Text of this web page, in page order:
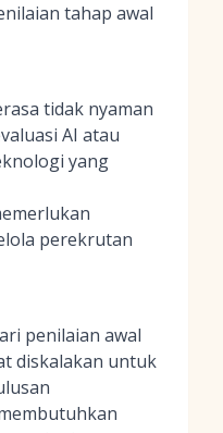
tahap awal
tidak nyaman
AI atau
yang
perekrutan
penilaian awal
diskalakan untuk